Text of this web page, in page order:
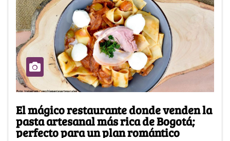
El mágico restaurante donde venden la
pasta artesanal más rica de Bogotá;
perfecto para un plan romántico